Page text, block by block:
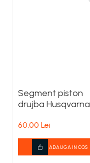
Segment piston
drujba Husqvarna
X-TORQ
60,00 Lei
ADAUGA IN COS